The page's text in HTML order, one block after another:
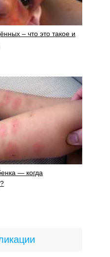
– что это такое и
— когда